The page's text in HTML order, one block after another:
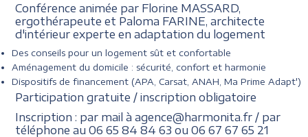
Conférence animée par Florine MASSARD,
ergothérapeute et Paloma FARINE, architecte
d'intérieur experte en adaptation du logement
Des conseils pour un logement sût et confortable
Aménagement du domicile : sécurité, confort et harmonie
Dispositifs de financement (APA, Carsat, ANAH, Ma Prime Adapt')
Participation gratuite / inscription obligatoire
Inscription : par mail à agence@harmonita.fr / par
téléphone au 06 65 84 84 63 ou 06 67 67 65 21